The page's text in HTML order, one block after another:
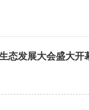
态发展大会盛大开